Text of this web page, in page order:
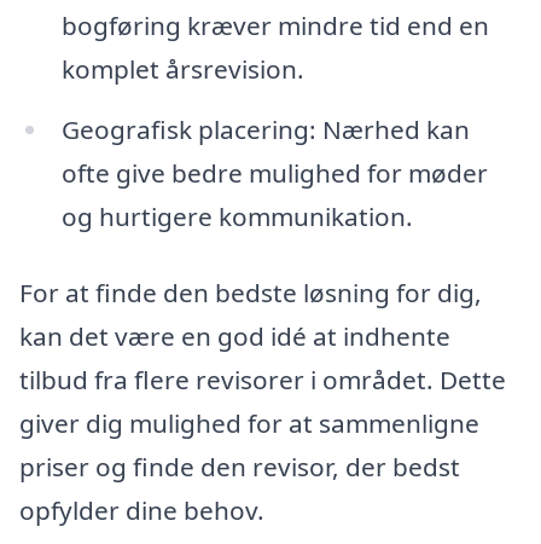
bogføring kræver mindre tid end en
komplet årsrevision.
Geografisk placering: Nærhed kan
ofte give bedre mulighed for møder
og hurtigere kommunikation.
For at finde den bedste løsning for dig,
kan det være en god idé at indhente
tilbud fra flere revisorer i området. Dette
giver dig mulighed for at sammenligne
priser og finde den revisor, der bedst
opfylder dine behov.